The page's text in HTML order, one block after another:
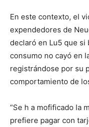
En este contexto, el
expendedores de
declaró en Lu5 que si
consumo no cayó en
registrándose por su
comportamiento de
“Se h a mofificado la
prefiere pagar con